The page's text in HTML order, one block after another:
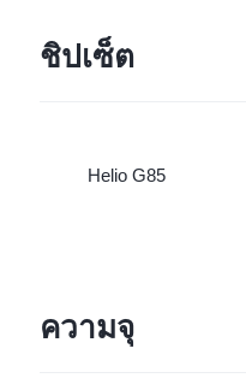
ชิปเซ็ต
Helio G85
ความจุ